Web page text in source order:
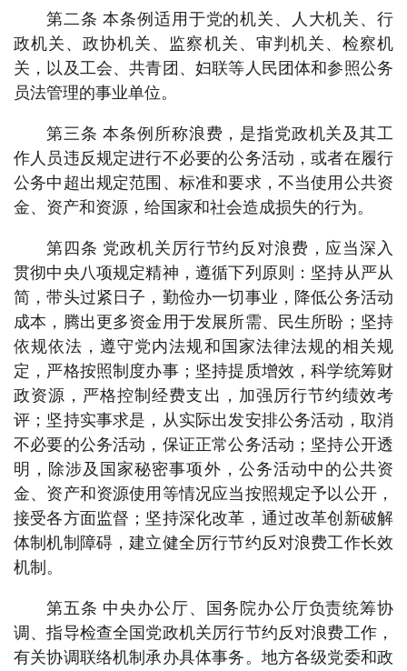
第二条 本条例适用于党的机关、人大机关、行
政机关、政协机关、监察机关、审判机关、检察机
关，以及工会、共青团、妇联等人民团体和参照公务
员法管理的事业单位。
第三条 本条例所称浪费，是指党政机关及其工
作人员违反规定进行不必要的公务活动，或者在履行
公务中超出规定范围、标准和要求，不当使用公共资
金、资产和资源，给国家和社会造成损失的行为。
第四条 党政机关厉行节约反对浪费，应当深入
贯彻中央八项规定精神，遵循下列原则：坚持从严从
简，带头过紧日子，勤俭办一切事业，降低公务活动
成本，腾出更多资金用于发展所需、民生所盼；坚持
依规依法，遵守党内法规和国家法律法规的相关规
定，严格按照制度办事；坚持提质增效，科学统筹财
政资源，严格控制经费支出，加强厉行节约绩效考
评；坚持实事求是，从实际出发安排公务活动，取消
不必要的公务活动，保证正常公务活动；坚持公开透
明，除涉及国家秘密事项外，公务活动中的公共资
金、资产和资源使用等情况应当按照规定予以公开，
接受各方面监督；坚持深化改革，通过改革创新破解
体制机制障碍，建立健全厉行节约反对浪费工作长效
机制。
第五条 中央办公厅、国务院办公厅负责统筹协
调、指导检查全国党政机关厉行节约反对浪费工作，
有关协调联络机制承办具体事务。地方各级党委和政